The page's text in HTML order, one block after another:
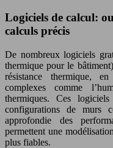
Logiciels de calcul:
calculs précis
De nombreux logiciels
thermique pour le
résistance thermique,
complexes comme
thermiques. Ces
configurations de murs
approfondie des
permettent une
plus fiables.